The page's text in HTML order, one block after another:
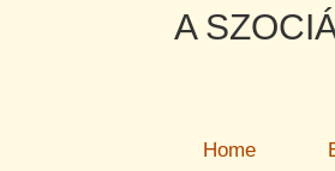
A
Home